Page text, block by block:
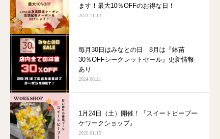
ます！最大10％OFFのお得な日！
2023.11.13
毎月30日はみなとの日 8月は『鉢苗
30％OFFシークレットセール』更新情報
あり
2024.08.21
1月24日（土）開催！『スイートピーブー
ケワークショップ』
2026.01.15